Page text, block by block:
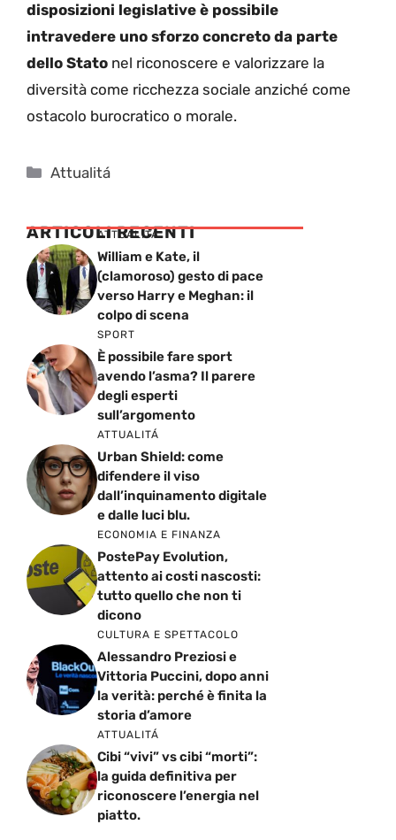
disposizioni legislative è possibile
intravedere uno sforzo concreto da parte
dello Stato nel riconoscere e valorizzare la
diversità come ricchezza sociale anziché come
ostacolo burocratico o morale.
Categorie
Attualitá
ARTICOLI RECENTI
ATTUALITÁ
William e Kate, il
(clamoroso) gesto di pace
verso Harry e Meghan: il
colpo di scena
SPORT
È possibile fare sport
avendo l’asma? Il parere
degli esperti
sull’argomento
ATTUALITÁ
Urban Shield: come
difendere il viso
dall’inquinamento digitale
e dalle luci blu.
ECONOMIA E FINANZA
PostePay Evolution,
attento ai costi nascosti:
tutto quello che non ti
dicono
CULTURA E SPETTACOLO
Alessandro Preziosi e
Vittoria Puccini, dopo anni
la verità: perché è finita la
storia d’amore
ATTUALITÁ
Cibi “vivi” vs cibi “morti”:
la guida definitiva per
riconoscere l’energia nel
piatto.